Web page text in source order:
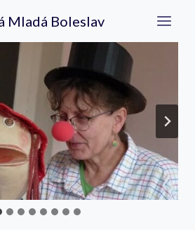
Mladá Boleslav